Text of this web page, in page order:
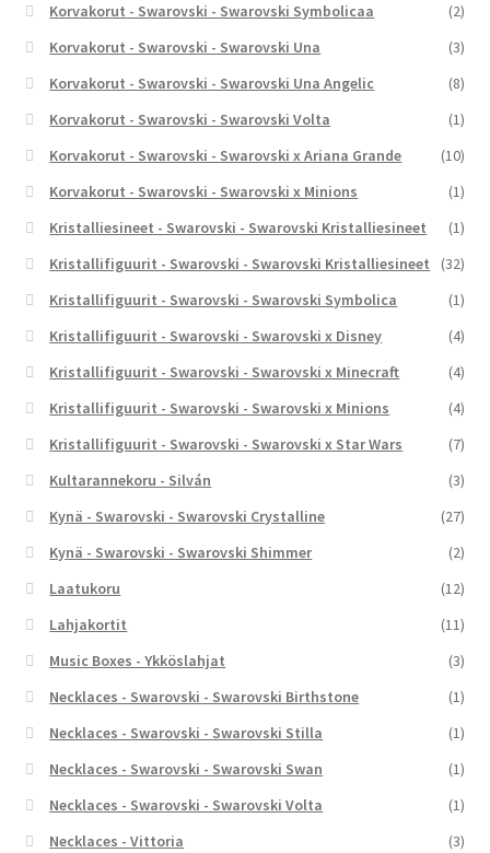
Korvakorut - Swarovski - Swarovski Symbolicaa
(2)
Korvakorut - Swarovski - Swarovski Una
(3)
Korvakorut - Swarovski - Swarovski Una Angelic
(8)
Korvakorut - Swarovski - Swarovski Volta
(1)
Korvakorut - Swarovski - Swarovski x Ariana Grande
(10)
Korvakorut - Swarovski - Swarovski x Minions
(1)
Kristalliesineet - Swarovski - Swarovski Kristalliesineet
(1)
Kristallifiguurit - Swarovski - Swarovski Kristalliesineet
(32)
Kristallifiguurit - Swarovski - Swarovski Symbolica
(1)
Kristallifiguurit - Swarovski - Swarovski x Disney
(4)
Kristallifiguurit - Swarovski - Swarovski x Minecraft
(4)
Kristallifiguurit - Swarovski - Swarovski x Minions
(4)
Kristallifiguurit - Swarovski - Swarovski x Star Wars
(7)
Kultarannekoru - Silván
(3)
Kynä - Swarovski - Swarovski Crystalline
(27)
Kynä - Swarovski - Swarovski Shimmer
(2)
Laatukoru
(12)
Lahjakortit
(11)
Music Boxes - Ykköslahjat
(3)
Necklaces - Swarovski - Swarovski Birthstone
(1)
Necklaces - Swarovski - Swarovski Stilla
(1)
Necklaces - Swarovski - Swarovski Swan
(1)
Necklaces - Swarovski - Swarovski Volta
(1)
Necklaces - Vittoria
(3)